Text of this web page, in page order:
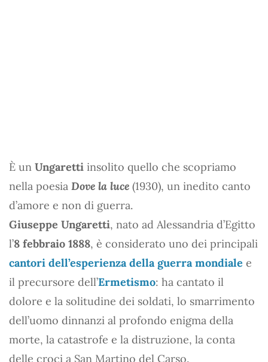
È un Ungaretti insolito quello che scopriamo
nella poesia Dove la luce (1930), un inedito canto
d’amore e non di guerra.
Giuseppe Ungaretti, nato ad Alessandria d’Egitto
l’8 febbraio 1888, è considerato uno dei principali
cantori dell’esperienza della guerra mondiale e
il precursore dell’Ermetismo: ha cantato il
dolore e la solitudine dei soldati, lo smarrimento
dell’uomo dinnanzi al profondo enigma della
morte, la catastrofe e la distruzione, la conta
delle croci a San Martino del Carso.